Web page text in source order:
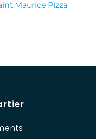
Maurice Pizza